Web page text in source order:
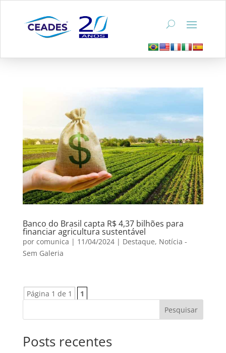
Banco do Brasil capta R$ 4,37 bilhões para
financiar agricultura sustentável
por comunica | 11/04/2024| Destaque, Notícia -
Sem Galeria
Página 1 de 1
1
Pesquisar
Posts recentes